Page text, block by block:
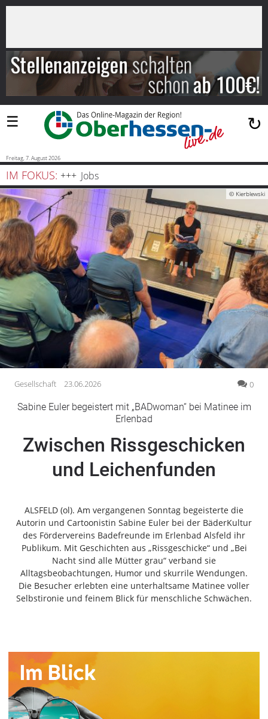
Suchen
Startseite
Blaulicht
Sport
Politik
Bauen
und
Wohnen
Freizeit
Gesellschaft
Gesundheit
Kultur
Lifestyle
Wirtschaft
Vogelsberg
Alsfeld
Romrod
Homberg
Ohm
Antrifttal
Feldatal
Freiensteinau
Gemünden
Grebenau
Grebenhain
Mücke
Schwalmtal
Ulrichstein
Wartenberg
×
☰ ↻
Freitag, 7. August 2026
IM FOKUS: Jobs
© Kierblewski
Gesellschaft 23.06.2026 0
Sabine Euler begeistert mit „BADwoman“ bei Matinee im
Erlenbad
Zwischen Rissgeschicken
und Leichenfunden
ALSFELD (ol). Am vergangenen Sonntag begeisterte die
Autorin und Cartoonistin Sabine Euler bei der BäderKultur
des Fördervereins Badefreunde im Erlenbad Alsfeld ihr
Publikum. Mit Geschichten aus „Rissgeschicke“ und „Bei
Nacht sind alle Mütter grau“ verband sie
Alltagsbeobachtungen, Humor und skurrile Wendungen.
Die Besucher erlebten eine unterhaltsame Matinee voller
Selbstironie und feinem Blick für menschliche Schwächen.